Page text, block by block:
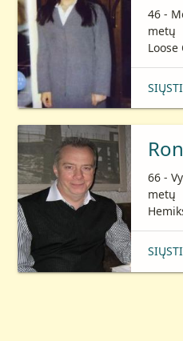
46 -
metų
Loose
66 -
metų